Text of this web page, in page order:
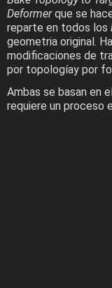
Deformerque se
reparte en todos los
geometria original.
modificaciones de
por topologíay por
Ambas se basan en
requiere un proceso